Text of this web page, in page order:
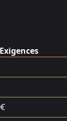
Exigences